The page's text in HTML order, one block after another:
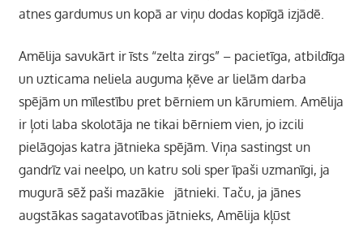
atnes gardumus un kopā ar viņu dodas kopīgā izjādē.
Amēlija savukārt ir īsts “zelta zirgs” – pacietīga, atbildīga
un uzticama neliela auguma ķēve ar lielām darba
spējām un mīlestību pret bērniem un kārumiem. Amēlija
ir ļoti laba skolotāja ne tikai bērniem vien, jo izcili
pielāgojas katra jātnieka spējām. Viņa sastingst un
gandrīz vai neelpo, un katru soli sper īpaši uzmanīgi, ja
mugurā sēž paši mazākie jātnieki. Taču, ja jānes
augstākas sagatavotības jātnieks, Amēlija kļūst